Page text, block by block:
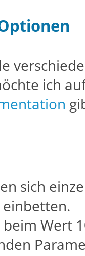
ich
sich
Wert